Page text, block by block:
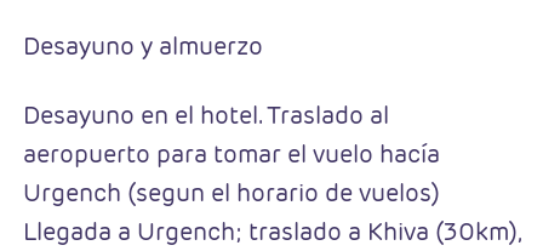
Desayuno y almuerzo
Desayuno en el hotel. Traslado al
aeropuerto para tomar el vuelo hacía
Urgench (segun el horario de vuelos)
Llegada a Urgench; traslado a Khiva (30km),